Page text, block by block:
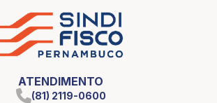
ATENDIMENTO
(81) 2119-0600